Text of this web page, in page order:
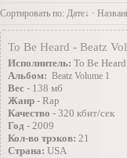
Сортировать по: Дате↓ ·
To Be Heard - Beatz
Исполнитель: To Be Heard
Альбом: Beatz Volume 1
Вес - 138 мб
Жанр - Rap
Качество - 320 кбит/сек
Год - 2009
Кол-во трэков: 21
Страна: USA